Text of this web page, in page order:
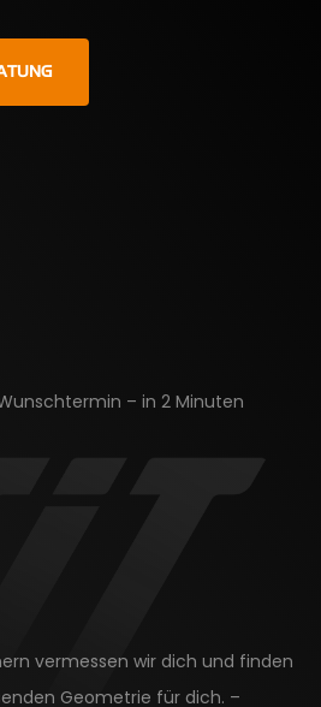
– in 2 Minuten
vermessen wir dich und finden
Geometrie für dich. –